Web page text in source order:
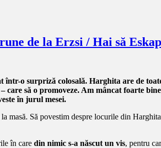
de la Erzsi / Hai să
o surpriză colosală. Harghita are de
să o promoveze. Am mâncat foarte
în jurul mesei.
masă. Să povestim despre locurile din
în care din nimic s-a născut un vis, pentru